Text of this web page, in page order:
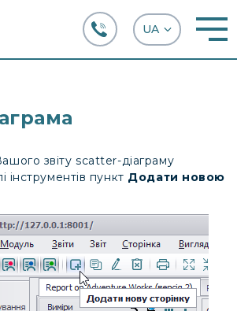
звіту scatter-діаграму
інструментів пункт Додати новою